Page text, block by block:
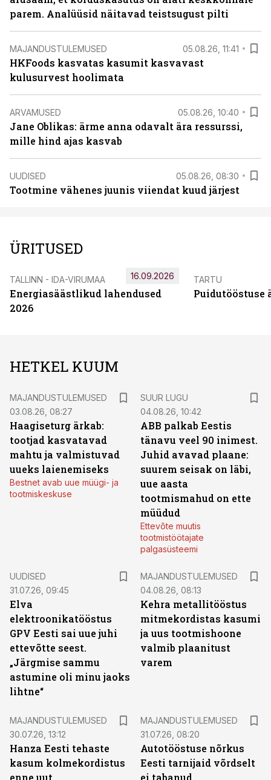
parem. Analüüsid näitavad teistsugust pilti
MAJANDUSTULEMUSED 05.08.26, 11:41
HKFoods kasvatas kasumit kasvavast
kulusurvest hoolimata
ARVAMUSED 05.08.26, 10:40
Jane Oblikas: ärme anna odavalt ära ressurssi,
mille hind ajas kasvab
UUDISED 05.08.26, 08:30
Tootmine vähenes juunis viiendat kuud järjest
ÜRITUSED
TALLINN - IDA-VIRUMAA
Energiasäästlikud lahendused
2026
16.09.2026 TARTU
Puidutööstuse
HETKEL KUUM
MAJANDUSTULEMUSED
03.08.26, 08:27
Haagiseturg ärkab:
tootjad kasvatavad
mahtu ja valmistuvad
uueks laienemiseks
Bestnet avab uue müügi- ja
tootmiskeskuse
SUUR LUGU
04.08.26, 10:42
ABB palkab Eestis
tänavu veel 90 inimest.
Juhid avavad plaane:
suurem seisak on läbi,
uue aasta
tootmismahud on ette
müüdud
Ettevõte muutis
tootmistöötajate
palgasüsteemi
UUDISED
31.07.26, 09:45
Elva
elektroonikatööstus
GPV Eesti sai uue juhi
ettevõtte seest.
„Järgmise sammu
astumine oli minu jaoks
lihtne“
MAJANDUSTULEMUSED
04.08.26, 08:13
Kehra metallitööstus
mitmekordistas kasumi
ja uus tootmishoone
valmib plaanitust
varem
MAJANDUSTULEMUSED
30.07.26, 13:12
Hanza Eesti tehaste
kasum kolmekordistus
enne uut
MAJANDUSTULEMUSED
31.07.26, 08:20
Autotööstuse nõrkus
Eesti tarnijaid võrdselt
ei tabanud